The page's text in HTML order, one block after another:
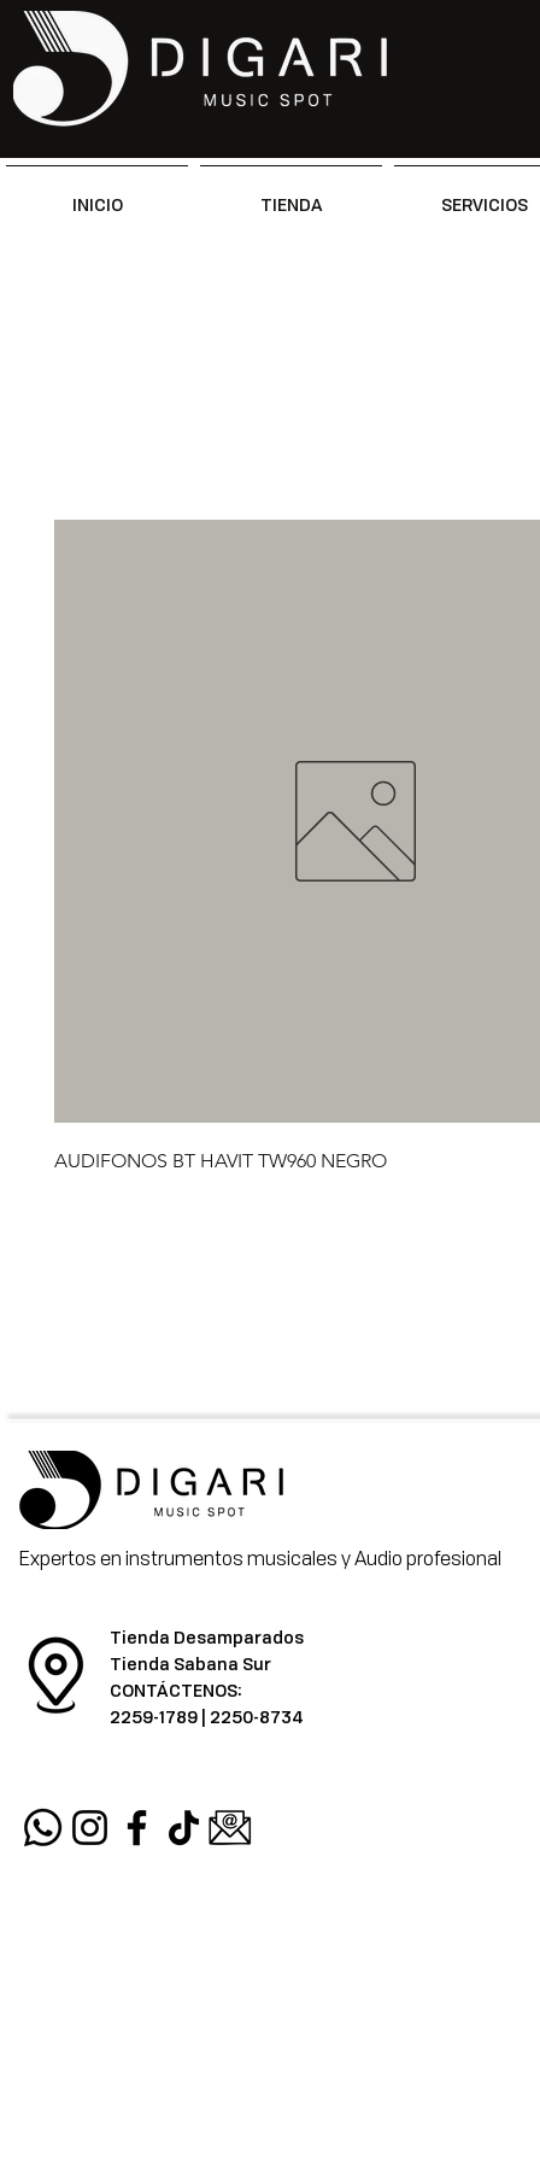
INICIO TIENDA SERVICIOS
AUDIFONOS BT HAVIT TW960 NEGRO
Expertos en instrumentos musicales y Audio profesional
Tienda Desamparados
Tienda Sabana Sur
CONTÁCTENOS:
2259-1789 | 2250-8734